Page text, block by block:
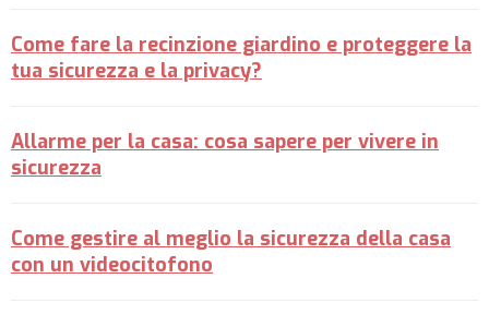
Come fare la recinzione giardino e proteggere la
tua sicurezza e la privacy?
Allarme per la casa: cosa sapere per vivere in
sicurezza
Come gestire al meglio la sicurezza della casa
con un videocitofono